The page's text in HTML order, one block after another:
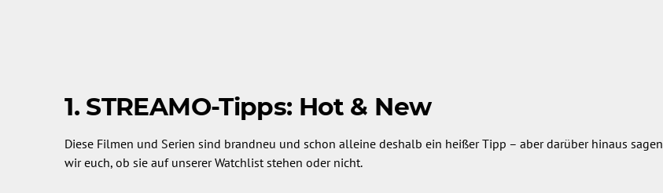
1. STREAMO-Tipps: Hot & New
Diese Filmen und Serien sind brandneu und schon alleine deshalb ein heißer Tipp – aber darüber hinaus sagen
wir euch, ob sie auf unserer Watchlist stehen oder nicht.